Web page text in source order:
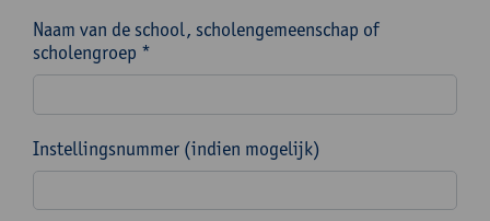
Naam van de school, scholengemeenschap of
scholengroep *
Instellingsnummer (indien mogelijk)